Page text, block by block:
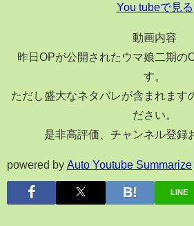
You tubeで見る
動画内容
昨日OPが公開されたウマ娘二期の
す。
ただし盛大なネタバレが含まれます
ださい。
是非高評価、チャンネル登録
powered by Auto Youtube Summarize
LINE